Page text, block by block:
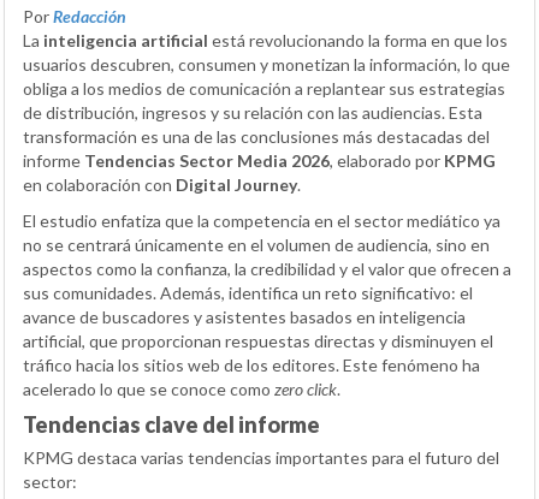
PorRedacción
La inteligencia artificial está revolucionando la forma en que los
usuarios descubren, consumen y monetizan la información, lo que
obliga a los medios de comunicación a replantear sus estrategias
de distribución, ingresos y su relación con las audiencias. Esta
transformación es una de las conclusiones más destacadas del
informe Tendencias Sector Media 2026, elaborado por KPMG
en colaboración con Digital Journey.
El estudio enfatiza que la competencia en el sector mediático ya
no se centrará únicamente en el volumen de audiencia, sino en
aspectos como la confianza, la credibilidad y el valor que ofrecen a
sus comunidades. Además, identifica un reto significativo: el
avance de buscadores y asistentes basados en inteligencia
artificial, que proporcionan respuestas directas y disminuyen el
tráfico hacia los sitios web de los editores. Este fenómeno ha
acelerado lo que se conoce como zero click.
Tendencias clave del informe
KPMG destaca varias tendencias importantes para el futuro del
sector: